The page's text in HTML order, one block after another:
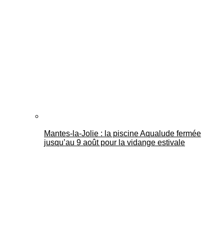
Mantes-la-Jolie : la piscine Aqualude fermée
jusqu’au 9 août pour la vidange estivale